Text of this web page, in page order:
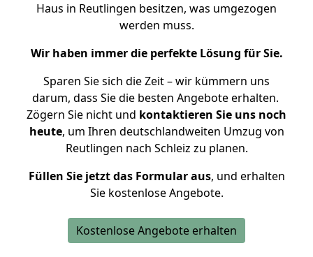
Haus in Reutlingen besitzen, was umgezogen
werden muss.
Wir haben immer die perfekte Lösung für Sie.
Sparen Sie sich die Zeit – wir kümmern uns
darum, dass Sie die besten Angebote erhalten.
Zögern Sie nicht und kontaktieren Sie uns noch
heute, um Ihren deutschlandweiten Umzug von
Reutlingen nach Schleiz zu planen.
Füllen Sie jetzt das Formular aus, und erhalten
Sie kostenlose Angebote.
Kostenlose Angebote erhalten